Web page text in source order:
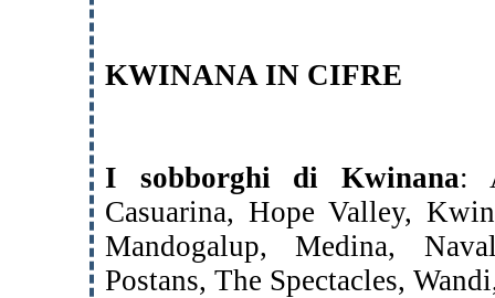
KWINANA IN CIFRE
I sobborghi di Kwinana:
Casuarina, Hope Valley,
Mandogalup, Medina,
Postans, The Spectacles,